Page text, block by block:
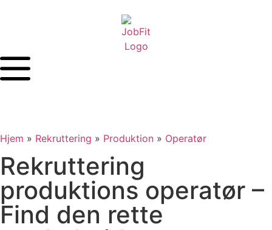
Hjem » Rekruttering » Produktion » Operatør
Rekruttering
produktions operatør –
Find den rette